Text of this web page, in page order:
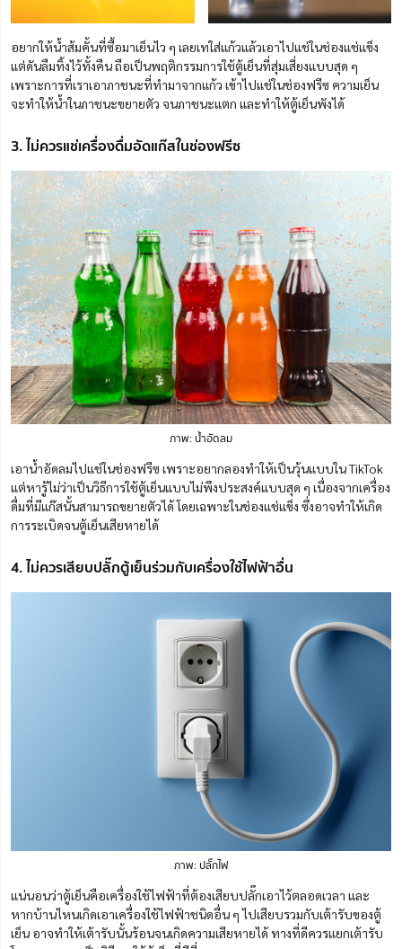
อยากให้น้ำส้มคั้นที่ซื้อมาเย็นไว ๆ เลยเทใส่แก้วแล้วเอาไปแช่ในช่องแช่แข็ง
แต่ดันลืมทิ้งไว้ทั้งคืน ถือเป็นพฤติกรรมการใช้ตู้เย็นที่สุ่มเสี่ยงแบบสุด ๆ
เพราะการที่เราเอาภาชนะที่ทำมาจากแก้ว เข้าไปแช่ในช่องฟรีซ ความเย็น
จะทำให้น้ำในภาชนะขยายตัว จนภาชนะแตก และทำให้ตู้เย็นพังได้
3. ไม่ควรแช่เครื่องดื่มอัดแก๊สในช่องฟรีซ
ภาพ: น้ำอัดลม
เอาน้ำอัดลมไปแช่ในช่องฟรีซ เพราะอยากลองทำให้เป็นวุ้นแบบใน TikTok
แต่หารู้ไม่ว่าเป็นวิธีการใช้ตู้เย็นแบบไม่พึงประสงค์แบบสุด ๆ เนื่องจากเครื่อง
ดื่มที่มีแก๊สนั้นสามารถขยายตัวได้ โดยเฉพาะในช่องแช่แข็ง ซึ่งอาจทำให้เกิด
การระเบิดจนตู้เย็นเสียหายได้
4. ไม่ควรเสียบปลั๊กตู้เย็นร่วมกับเครื่องใช้ไฟฟ้าอื่น
ภาพ: ปลั๊กไฟ
แน่นอนว่าตู้เย็นคือเครื่องใช้ไฟฟ้าที่ต้องเสียบปลั๊กเอาไว้ตลอดเวลา และ
หากบ้านไหนเกิดเอาเครื่องใช้ไฟฟ้าชนิดอื่น ๆ ไปเสียบรวมกับเต้ารับของตู้
เย็น อาจทำให้เต้ารับนั้นร้อนจนเกิดความเสียหายได้ ทางที่ดีควรแยกเต้ารับ